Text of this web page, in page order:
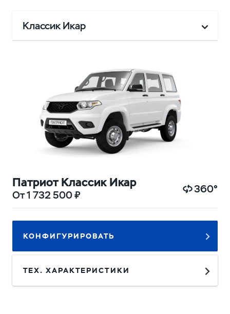
Классик Икар
Патриот Классик Икар
От 1 732 500 ₽ 360°
КОНФИГУРИРОВАТЬ
ТЕХ. ХАРАКТЕРИСТИКИ